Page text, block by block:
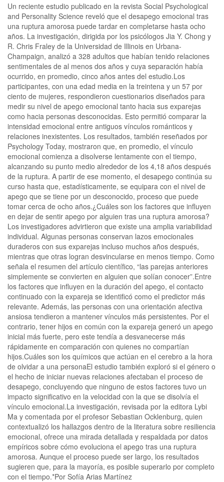
Un reciente estudio publicado en la revista Social Psychological
and Personality Science reveló que el desapego emocional tras
una ruptura amorosa puede tardar en completarse hasta ocho
años. La investigación, dirigida por los psicólogos Jia Y. Chong y
R. Chris Fraley de la Universidad de Illinois en Urbana-
Champaign, analizó a 328 adultos que habían tenido relaciones
sentimentales de al menos dos años y cuya separación había
ocurrido, en promedio, cinco años antes del estudio.Los
participantes, con una edad media en la treintena y un 57 por
ciento de mujeres, respondieron cuestionarios diseñados para
medir su nivel de apego emocional tanto hacia sus exparejas
como hacia personas desconocidas. Esto permitió comparar la
intensidad emocional entre antiguos vínculos románticos y
relaciones inexistentes. Los resultados, también reseñados por
Psychology Today, mostraron que, en promedio, el vínculo
emocional comienza a disolverse lentamente con el tiempo,
alcanzando su punto medio alrededor de los 4,18 años después
de la ruptura. A partir de ese momento, el desapego continúa su
curso hasta que, estadísticamente, se equipara con el nivel de
apego que se tiene por un desconocido, proceso que puede
tomar cerca de ocho años.¿Cuáles son los factores que influyen
en dejar de sentir apego por alguien tras una ruptura amorosa?
Los investigadores advirtieron que existe una amplia variabilidad
individual. Algunas personas conservan lazos emocionales
duraderos con sus exparejas incluso muchos años después,
mientras que otras logran desvincularse en menos tiempo. Como
señala el resumen del artículo científico, “las parejas anteriores
simplemente se convierten en alguien que solían conocer”.Entre
los factores que influyen en la duración del apego, el contacto
continuado con la expareja se identificó como el predictor más
relevante. Además, las personas con una orientación afectiva
ansiosa tendieron a mantener vínculos más persistentes. Por el
contrario, tener hijos en común con la expareja generó un apego
inicial más fuerte, pero este tendía a desvanecerse más
rápidamente en comparación con quienes no compartían
hijos.Cuáles son los químicos que actúan en el cerebro a la hora
de olvidar a una personaEl estudio también exploró si el género o
el hecho de iniciar nuevas relaciones afectaban el proceso de
desapego, concluyendo que ninguno de estos factores tuvo un
impacto significativo en la velocidad con la que se disolvía el
vínculo emocional.La investigación, revisada por la editora Lybi
Ma y comentada por el profesor Sebastian Ocklenburg, quien
contextualizó los hallazgos dentro de la literatura sobre resiliencia
emocional, ofrece una mirada detallada y respaldada por datos
empíricos sobre cómo evoluciona el apego tras una ruptura
amorosa. Aunque el proceso puede ser largo, los resultados
sugieren que, para la mayoría, es posible superarlo por completo
con el tiempo.*Por Sofía Arias Martínez